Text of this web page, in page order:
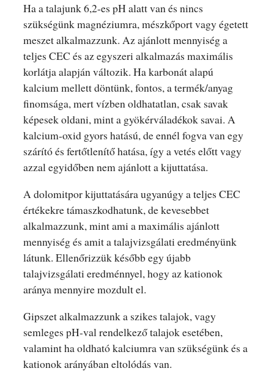
Ha a talajunk 6,2-es pH alatt van és nincs
szükségünk magnéziumra, mészkőport vagy égetett
meszet alkalmazzunk. Az ajánlott mennyiség a
teljes CEC és az egyszeri alkalmazás maximális
korlátja alapján változik. Ha karbonát alapú
kalcium mellett döntünk, fontos, a termék/anyag
finomsága, mert vízben oldhatatlan, csak savak
képesek oldani, mint a gyökérváladékok savai. A
kalcium-oxid gyors hatású, de ennél fogva van egy
szárító és fertőtlenítő hatása, így a vetés előtt vagy
azzal egyidőben nem ajánlott a kijuttatása.
A dolomitpor kijuttatására ugyanúgy a teljes CEC
értékekre támaszkodhatunk, de kevesebbet
alkalmazzunk, mint ami a maximális ajánlott
mennyiség és amit a talajvizsgálati eredményünk
látunk. Ellenőrizzük később egy újabb
talajvizsgálati eredménnyel, hogy az kationok
aránya mennyire mozdult el.
Gipszet alkalmazzunk a szikes talajok, vagy
semleges pH-val rendelkező talajok esetében,
valamint ha oldható kalciumra van szükségünk és a
kationok arányában eltolódás van.